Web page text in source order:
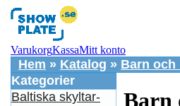
VarukorgKassaMitt konto
Hem » Katalog » Barn och
Barn
Kategorier
Baltiska skyltar-